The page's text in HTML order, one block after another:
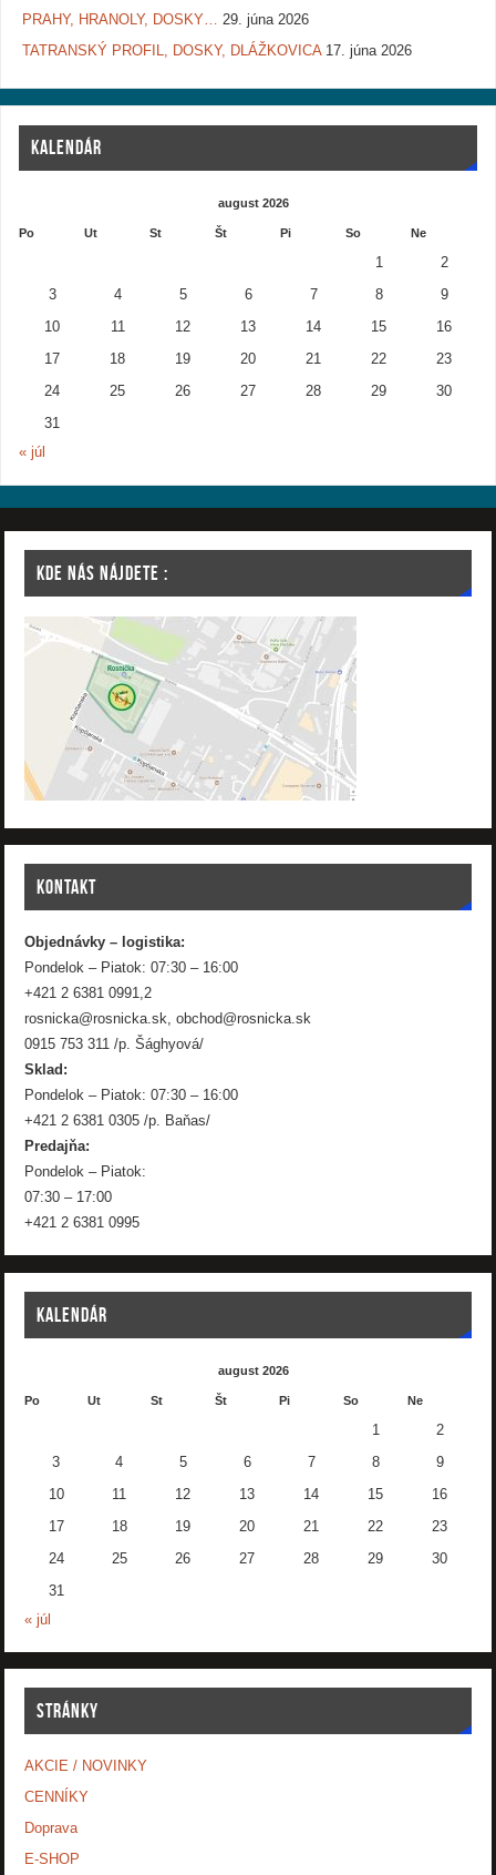
PRAHY, HRANOLY, DOSKY…
29. júna 2026
TATRANSKÝ PROFIL, DOSKY, DLÁŽKOVICA 17. júna 2026
KALENDÁR
august 2026
Po Ut St Št Pi So Ne
1 2
3 4 5 6 7 8 9
10 11 12 13 14 15 16
17 18 19 20 21 22 23
24 25 26 27 28 29 30
31
« júl
KDE NÁS NÁJDETE :
KONTAKT
Objednávky – logistika:
Pondelok – Piatok: 07:30 – 16:00
+421 2 6381 0991,2
rosnicka@rosnicka.sk, obchod@rosnicka.sk
0915 753 311 /p. Šághyová/
Sklad:
Pondelok – Piatok: 07:30 – 16:00
+421 2 6381 0305 /p. Baňas/
Predajňa:
Pondelok – Piatok:
07:30 – 17:00
+421 2 6381 0995
KALENDÁR
august 2026
Po Ut St Št Pi So Ne
1 2
3 4 5 6 7 8 9
10 11 12 13 14 15 16
17 18 19 20 21 22 23
24 25 26 27 28 29 30
31
« júl
STRÁNKY
AKCIE / NOVINKY
CENNÍKY
Doprava
E-SHOP